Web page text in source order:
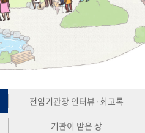
50
주년 광장
전임기관장 인터뷰·회고록
기관이 받은 상